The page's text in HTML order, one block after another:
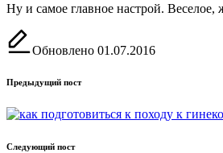
Ну и самое главное настрой.
Обновлено 01.07.2016
Навигация
записи
Предыдущий пост
Следующий пост